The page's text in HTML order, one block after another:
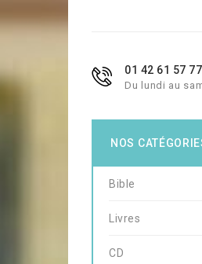
01 42 61 57 77
Du lundi au
NOS
Bible
Livres
CD